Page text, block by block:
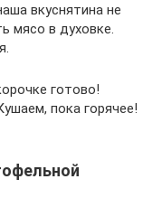
вкуснятина не
мясо в духовке.
готово!
пока горячее!